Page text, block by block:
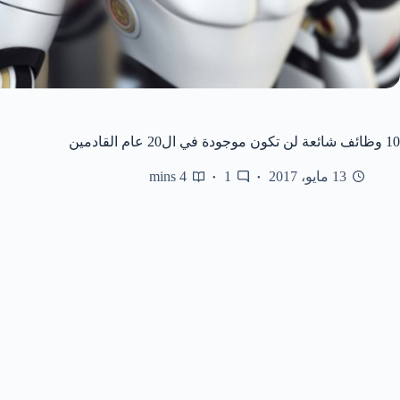
10 وظائف شائعة لن تكون موجودة في ال20 عام القادمين
13 مايو، 2017 1
4 mins